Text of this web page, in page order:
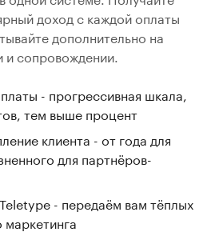
доход с каждой оплаты
дополнительно на
и сопровождении.
- прогрессивная шкала,
тем выше процент
клиента - от года для
для партнёров-
- передаём вам тёплых
маркетинга